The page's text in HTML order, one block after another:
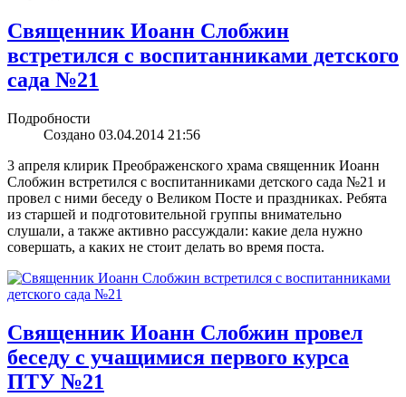
Cвященник Иоанн Слобжин
встретился с воспитанниками детского
сада №21
Подробности
Создано 03.04.2014 21:56
3 апреля клирик Преображенского храма священник Иоанн
Слобжин встретился с воспитанниками детского сада №21 и
провел с ними беседу о Великом Посте и праздниках. Ребята
из старшей и подготовительной группы внимательно
слушали, а также активно рассуждали: какие дела нужно
совершать, а каких не стоит делать во время поста.
Cвященник Иоанн Слобжин провел
беседу с учащимися первого курса
ПТУ №21